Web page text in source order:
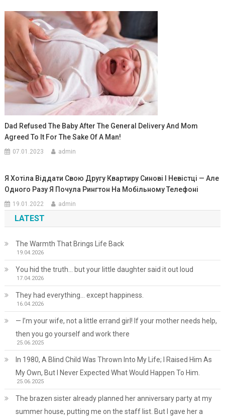
Dad Refused The Baby After The General Delivery And Mom
Agreed To It For The Sake Of A Man!
07.01.2023 admin
Я Хотіла Віддати Свою Другу Квартиру Синові І Невістці — Але
Одного Разу Я Почула Рингтон На Мобільному Телефоні
19.01.2022 admin
LATEST
The Warmth That Brings Life Back
19.04.2026
You hid the truth… but your little daughter said it out loud
17.04.2026
They had everything… except happiness.
16.04.2026
— I’m your wife, not a little errand girl! If your mother needs help,
then you go yourself and work there
25.06.2025
In 1980, A Blind Child Was Thrown Into My Life; I Raised Him As
My Own, But I Never Expected What Would Happen To Him.
25.06.2025
The brazen sister already planned her anniversary party at my
summer house, putting me on the staff list. But I gave her a